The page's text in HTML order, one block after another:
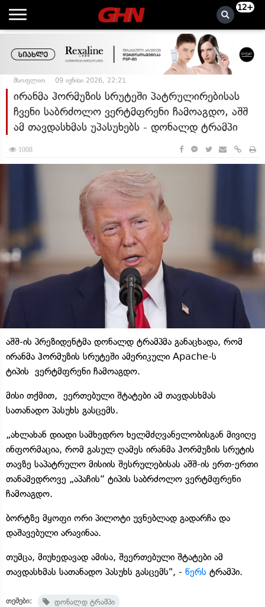
12+
მსოფლიო 09 ივნისი 2026, 22:21
ირანმა ჰორმუზის სრუტეში პატრულირებისას
ჩვენი საბრძოლო ვერტმფრენი ჩამოაგდო, აშშ
ამ თავდასხმას უპასუხებს - დონალდ ტრამპი
1008
აშშ-ის პრეზიდენტმა დონალდ ტრამპმა განაცხადა, რომ
ირანმა ჰორმუზის სრუტეში ამერიკული Apache-ს
ტიპის ვერტმფრენი ჩამოაგდო.
მისი თქმით, ეერთებული შტატები ამ თავდასხმას
სათანადო პასუხს გასცემს.
„ახლახან დიადი სამხედრო ხელმძღვანელობისგან მივიღე
ინფორმაცია, რომ გასულ ღამეს ირანმა ჰორმუზის სრუტის
თავზე საპატრულო მისიის შესრულებისას აშშ-ის ერთ-ერთი
თანამედროვე „აპაჩის“ ტიპის საბრძოლო ვერტმფრენი
ჩამოაგდო.
ბორტზე მყოფი ორი პილოტი უვნებლად გადარჩა და
დაშავებული არავინაა.
თუმცა, მიუხედავად ამისა, შეერთებული შტატები ამ
თავდასხმას სათანადო პასუხს გასცემს", - წერს ტრამპი.
თემები: დონალდ ტრამპი